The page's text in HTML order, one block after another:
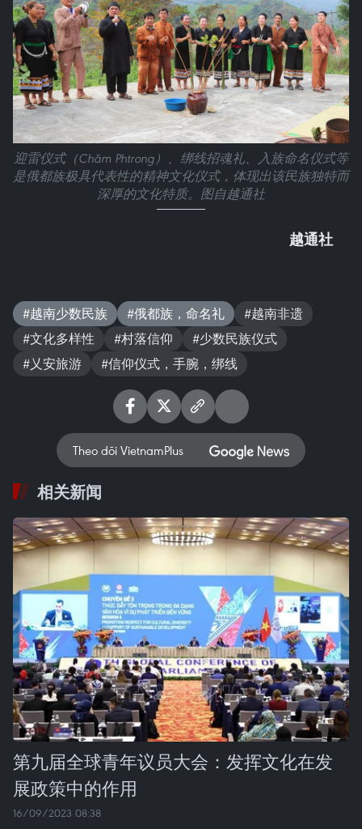
迎雷仪式（Chăm Phtrong）、绑线招魂礼、入族命名仪式等
是俄都族极具代表性的精神文化仪式，体现出该民族独特而
深厚的文化特质。图自越通社
越通社
#越南少数民族 #俄都族，命名礼
#越南非遗
#文化多样性
#村落信仰
#少数民族仪式
#乂安旅游
#信仰仪式，手腕，绑线
Theo dõi VietnamPlus
相关新闻
第九届全球青年议员大会：发挥文化在发
展政策中的作用
16/09/2023 08:38